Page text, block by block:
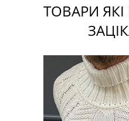
ТОВАРИ